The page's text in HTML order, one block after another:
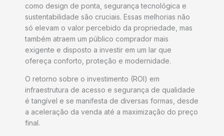
como design de ponta, segurança tecnológica e
sustentabilidade são cruciais. Essas melhorias não
só elevam o valor percebido da propriedade, mas
também atraem um público comprador mais
exigente e disposto a investir em um lar que
ofereça conforto, proteção e modernidade.
O retorno sobre o investimento (ROI) em
infraestrutura de acesso e segurança de qualidade
é tangível e se manifesta de diversas formas, desde
a aceleração da venda até a maximização do preço
final.